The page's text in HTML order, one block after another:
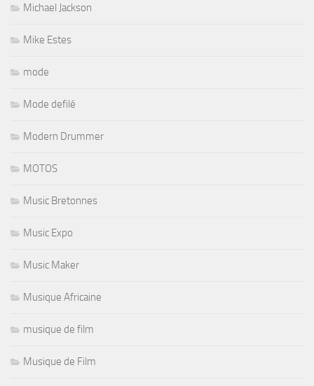
Michael Jackson
Mike Estes
mode
Mode defilé
Modern Drummer
MOTOS
Music Bretonnes
Music Expo
Music Maker
Musique Africaine
musique de film
Musique de Film